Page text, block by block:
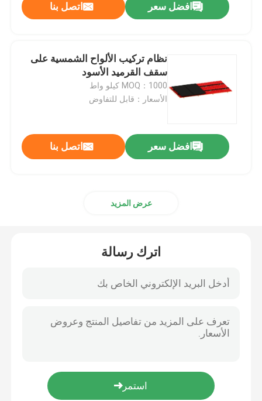
افضل سعر اتصل بنا
نظام تركيب الألواح الشمسية على
سقف القرميد الأسود
MOQ：1000 كيلو واط
الأسعار：قابل للتفاوض
افضل سعر اتصل بنا
عرض المزيد
اترك رسالة